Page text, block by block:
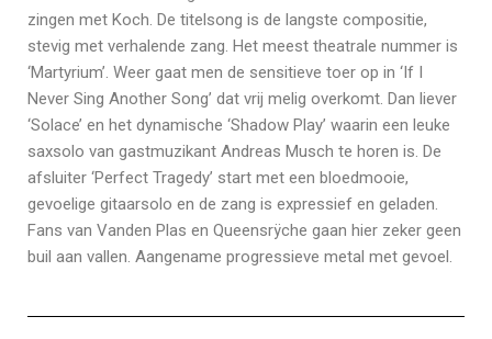
zingen met Koch. De titelsong is de langste compositie,
stevig met verhalende zang. Het meest theatrale nummer is
‘Martyrium’. Weer gaat men de sensitieve toer op in ‘If I
Never Sing Another Song’ dat vrij melig overkomt. Dan liever
‘Solace’ en het dynamische ‘Shadow Play’ waarin een leuke
saxsolo van gastmuzikant Andreas Musch te horen is. De
afsluiter ‘Perfect Tragedy’ start met een bloedmooie,
gevoelige gitaarsolo en de zang is expressief en geladen.
Fans van Vanden Plas en Queensrÿche gaan hier zeker geen
buil aan vallen. Aangename progressieve metal met gevoel.